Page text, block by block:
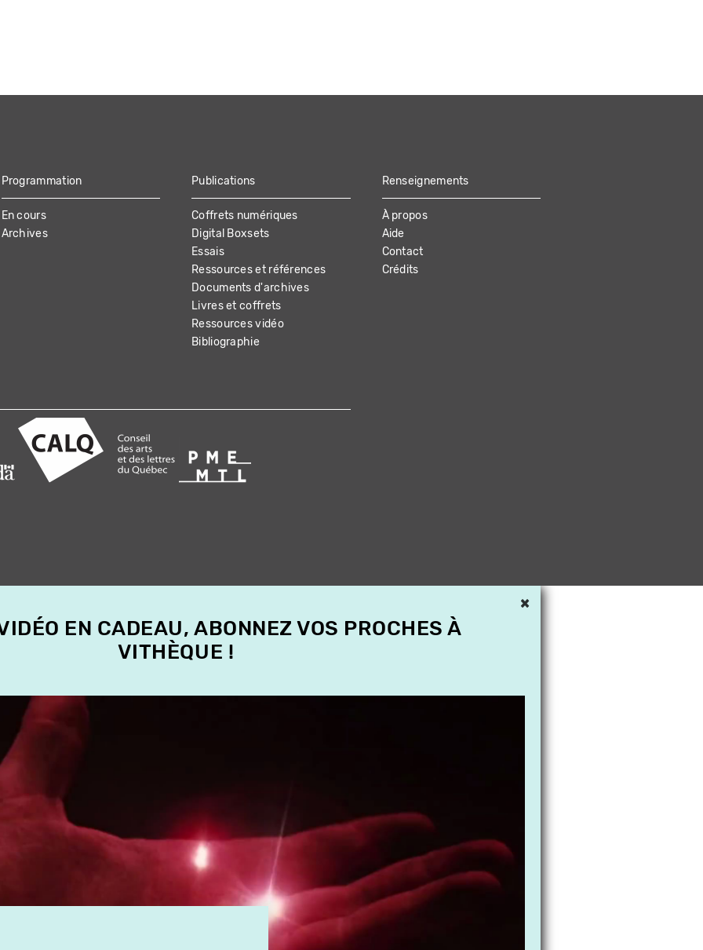
Programmation
En cours
Archives
Publications
Coffrets numériques
Digital Boxsets
Essais
Ressources et références
Documents d'archives
Livres et coffrets
Ressources vidéo
Bibliographie
Renseignements
À propos
Aide
Contact
Crédits
×
EN CADEAU, ABONNEZ VOS PROCHES À
VITHÈQUE !